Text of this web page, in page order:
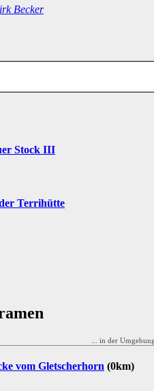
Becker
Stock III
Terrihütte
... in der
vom Gletscherhorn (0km)